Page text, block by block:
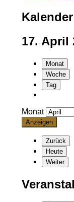
Kalender
17. April
Monat
Woche
Tag
Monat
Zurück
Heute
Weiter